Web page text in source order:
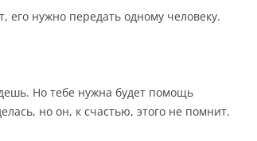
его нужно передать одному человеку.
Но тебе нужна будет помощь
но он, к счастью, этого не помнит.